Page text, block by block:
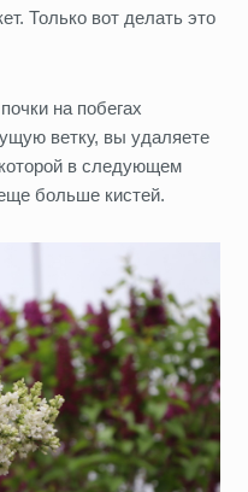
Только вот делать это
на побегах
ветку, вы удаляете
в следующем
больше кистей.